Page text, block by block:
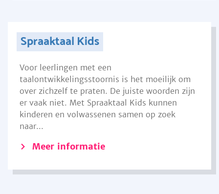
Spraaktaal Kids
Voor leerlingen met een
taalontwikkelingsstoornis is het moeilijk om
over zichzelf te praten. De juiste woorden zijn
er vaak niet. Met Spraaktaal Kids kunnen
kinderen en volwassenen samen op zoek
naar...
Meer informatie